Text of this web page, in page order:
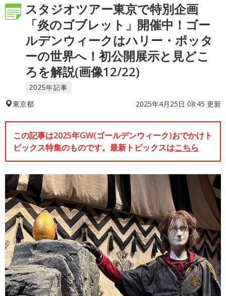
スタジオツアー東京で特別企画
「炎のゴブレット」開催中！ゴー
ルデンウィークはハリー・ポッタ
ーの世界へ！初公開展示と見どこ
ろを解説(画像12/22)
2025年記事
東京都 2025年4月25日 08:45 更新
この記事は2025年GW(ゴールデンウィーク)おでかけト
ピックス特集のものです。最新トピックスはこちら